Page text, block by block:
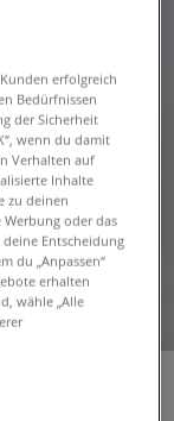
erfolgreich
Bedürfnissen
der Sicherheit
wenn du damit
Verhalten auf
Inhalte
zu deinen
oder das
Entscheidung
du „Anpassen“
erhalten
wähle „Alle